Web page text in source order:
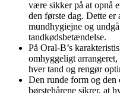
være sikker på at opnå
den første dag. Dette er
mundhygiejne og
tandkødsbetændelse.
På Oral-B’s
omhyggeligt
hver tand og rengør
Den runde form og den
børstehårene sikrer, at